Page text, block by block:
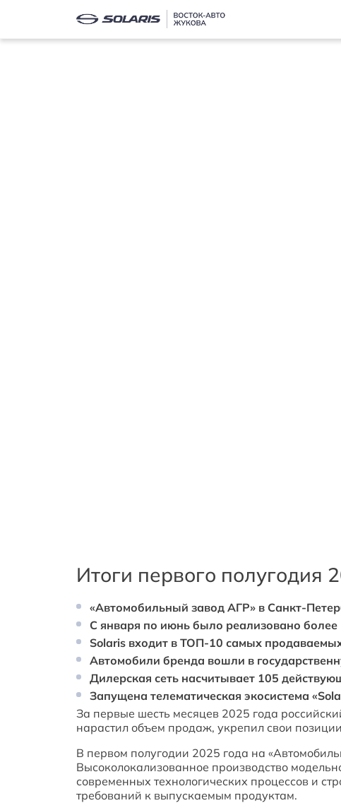
Итоги первого полугодия
«Автомобильный завод АГР» в Санкт-
С января по июнь было реализовано
Solaris входит в ТОП-10 самых
Автомобили бренда вошли в
Дилерская сеть насчитывает 105
Запущена телематическая экосистема
За первые шесть месяцев 2025 года
нарастил объем продаж, укрепил свои
В первом полугодии 2025 года на
Высоколокализованное производство
современных технологических процессов и
требований к выпускаемым продуктам.